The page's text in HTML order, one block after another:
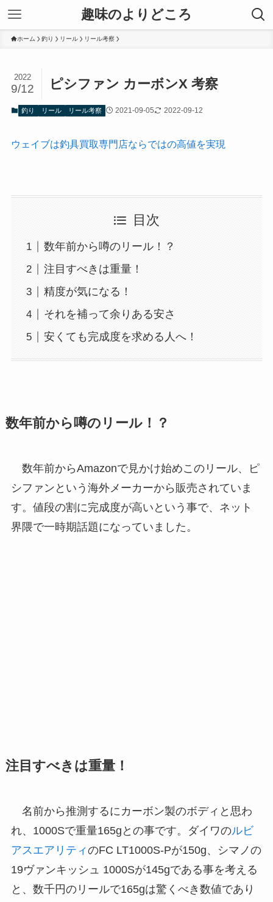
趣味のよりどころ
ホーム 釣り リール リール考察
ピシファン カーボンX 考察
2022
9/12
釣り リール リール考察 2021-09-05 2022-09-12
ウェイブは釣具買取専門店ならではの高値を実現
目次
数年前から噂のリール！？
注目すべきは重量！
精度が気になる！
それを補って余りある安さ
安くても完成度を求める人へ！
数年前から噂のリール！？
数年前からAmazonで見かけ始めこのリール、ピ
シファンという海外メーカーから販売されていま
す。値段の割に完成度が高いという事で、ネット
界隈で一時期話題になっていました。
注目すべきは重量！
名前から推測するにカーボン製のボディと思わ
れ、1000Sで重量165gとの事です。ダイワのルビ
アスエアリティのFC LT1000S-Pが150g、シマノの
19ヴァンキッシュ 1000Sが145gである事を考える
と、数千円のリールで165gは驚くべき数値であり